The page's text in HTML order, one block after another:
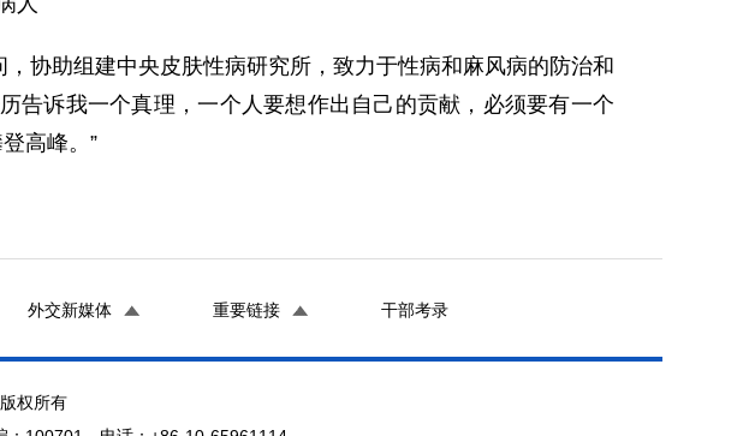
助组建中央皮肤性病研究所，致力于性病和麻风病的防治和
告诉我一个真理，一个人要想作出自己的贡献，必须要有一个
高峰。”
外交新媒体 重要链接 干部考录
权所有